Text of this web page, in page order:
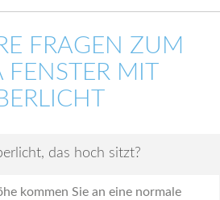
FRAGEN ZUM
FENSTER MIT
das hoch sitzt?
kommen Sie an eine normale